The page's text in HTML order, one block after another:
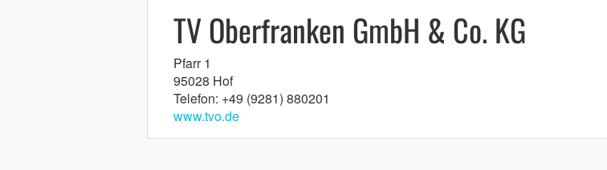
TV Oberfranken GmbH & Co. KG
Pfarr 1
95028 Hof
Telefon: +49 (9281) 880201
www.tvo.de